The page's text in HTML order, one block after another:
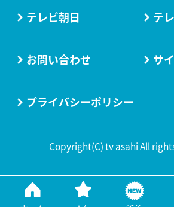
テレビ朝日 テ
お問い合わせ サ
プライバシーポリシー
Copyright(C) tv asahi All